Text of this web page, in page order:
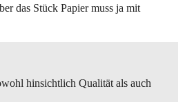
das Stück Papier muss ja mit
hinsichtlich Qualität als auch